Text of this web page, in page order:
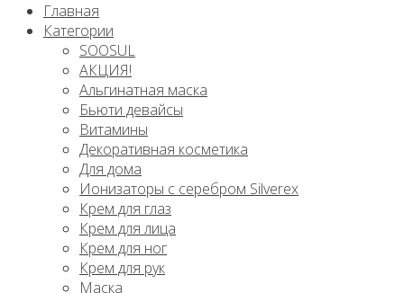
Главная
Категории
SOOSUL
АКЦИЯ!
Альгинатная маска
Бьюти девайсы
Витамины
Декоративная косметика
Для дома
Ионизаторы с серебром Silverex
Крем для глаз
Крем для лица
Крем для ног
Крем для рук
Маска